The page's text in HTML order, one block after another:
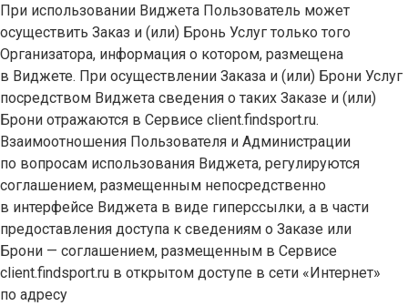
При использовании Виджета Пользователь может
осуществить Заказ и (или) Бронь Услуг только того
Организатора, информация о котором, размещена
в Виджете. При осуществлении Заказа и (или) Брони Услуг
посредством Виджета сведения о таких Заказе и (или)
Брони отражаются в Сервисе client.findsport.ru.
Взаимоотношения Пользователя и Администрации
по вопросам использования Виджета, регулируются
соглашением, размещенным непосредственно
в интерфейсе Виджета в виде гиперссылки, а в части
предоставления доступа к сведениям о Заказе или
Брони — соглашением, размещенным в Сервисе
client.findsport.ru в открытом доступе в сети «Интернет»
по адресу